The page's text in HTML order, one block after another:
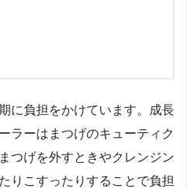
に負担をかけています。成長
ラーはまつげのキューティク
つげを外すときやクレンジン
りこすったりすることで負担